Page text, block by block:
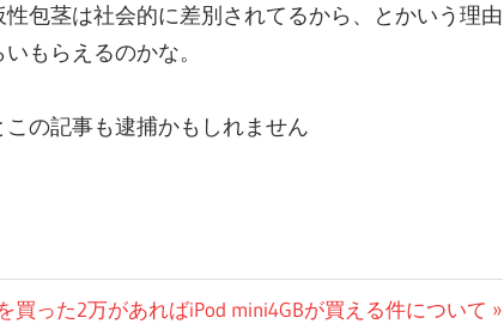
包茎は社会的に差別されてるから、とかいう理由
もらえるのかな。
の記事も逮捕かもしれません
買った2万があればiPod mini4GBが買える件について